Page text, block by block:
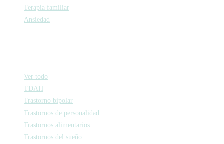
Terapia familiar
Ansiedad
Ver todo
TDAH
Trastorno bipolar
Trastornos de personalidad
Trastornos alimentarios
Trastornos del sueño